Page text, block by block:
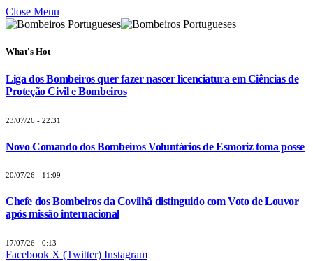
Close Menu
What's Hot
Liga dos Bombeiros quer fazer nascer licenciatura em Ciências de
Proteção Civil e Bombeiros
23/07/26 - 22:31
Novo Comando dos Bombeiros Voluntários de Esmoriz toma posse
20/07/26 - 11:09
Chefe dos Bombeiros da Covilhã distinguido com Voto de Louvor
após missão internacional
17/07/26 - 0:13
Facebook X (Twitter) Instagram